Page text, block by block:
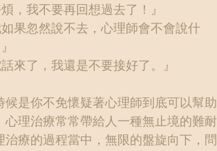
煩，我不要再回想過去了！』
如果忽然說不去，心理師會不會說什
話來了，我還是不要接好了。』
是你不免懷疑著心理師到底可以幫助
理治療常常帶給人一種無止境的難耐
療的過程當中，無限的盤旋向下，問